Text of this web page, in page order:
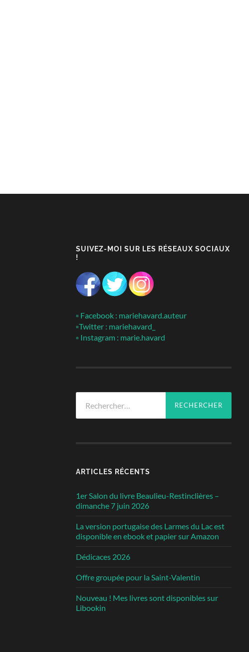
SUIVEZ-MOI SUR LES RÉSEAUX SOCIAUX
!
▫ Facebook : mariehavard.auteur
▫Twitter : mariehavard_
▫ Instagram : marie.havard
ARTICLES RÉCENTS
1er Salon du livre Beaulieu-Restinclières –
dimanche 7 juin 2026
La version portugaise des Larmes du Lac est
disponible en ebook et papier sur Amazon
Dédicaces 2026
Offre groupée pour la Saint-Valentin
Nouveau ! Mes livres sont disponibles sur
Libookin